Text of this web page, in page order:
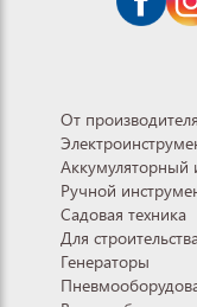
От производителя
Аккумуляторный
Ручной
Садовая техника
Для
Генераторы